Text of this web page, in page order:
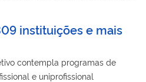
instituições e mais
contempla programas de
e uniprofissional